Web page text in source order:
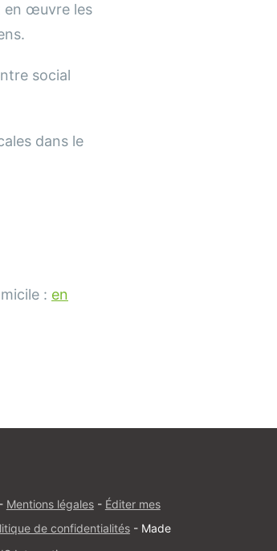
en œuvre les
social
dans le
: en
- Mentions légales - Éditer mes
de confidentialités - Made